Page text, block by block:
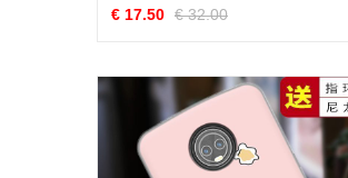
€ 17.50 € 32.00